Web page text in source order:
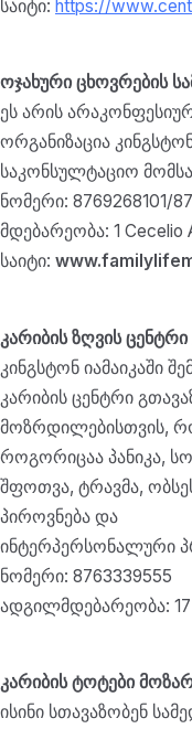
საიტი: https://
ოჯახური ცხოვრების
ეს არის
ორგანიზაცია
საკონსულტაციო
ნომერი: 8769268101/
მდებარეობა: 1 Cecelio
საიტი:
კარიბის ზღვის
კინგსტონ იამაიკაში
კარიბის ცენტრი
მოზრდილებისთვის,
როგორიცაა პანიკა,
შფოთვა, ტრავმა,
პიროვნება და
ინტერპერსონალური
ნომერი: 8763339555
ადგილმდებარეობა: 17
კარიბის ტოტები
ისინი სთავაზობენ